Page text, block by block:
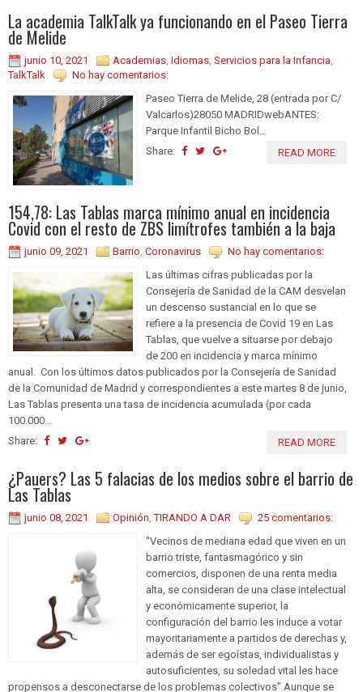
La academia TalkTalk ya funcionando en el Paseo Tierra
de Melide
junio 10, 2021 Academias Idiomas Servicios para la Infancia
TalkTalk
No hay comentarios:
Paseo Tierra de Melide, 28 (entrada por C/
Valcarlos)28050 MADRIDwebANTES:
Parque Infantil Bicho Bol...
Share:
READ MORE
154,78: Las Tablas marca mínimo anual en incidencia
Covid con el resto de ZBS limítrofes también a la baja
junio 09, 2021 Barrio Coronavirus
No hay comentarios:
Las últimas cifras publicadas por la
Consejería de Sanidad de la CAM desvelan
un descenso sustancial en lo que se
refiere a la presencia de Covid 19 en Las
Tablas, que vuelve a situarse por debajo
de 200 en incidencia y marca mínimo
anual. Con los últimos datos publicados por la Consejería de Sanidad
de la Comunidad de Madrid y correspondientes a este martes 8 de junio,
Las Tablas presenta una tasa de incidencia acumulada (por cada
100.000...
Share:
READ MORE
¿Pauers? Las 5 falacias de los medios sobre el barrio de
Las Tablas
junio 08, 2021 Opinión ,TIRANDO A DAR
25 comentarios:
"Vecinos de mediana edad que viven en un
barrio triste, fantasmagórico y sin
comercios, disponen de una renta media
alta, se consideran de una clase intelectual
y económicamente superior, la
configuración del barrio les induce a votar
mayoritariamente a partidos de derechas y,
además de ser egoístas, individualistas y
autosuficientes, su soledad vital les hace
propensos a desconectarse de los problemas colectivos".Aunque se